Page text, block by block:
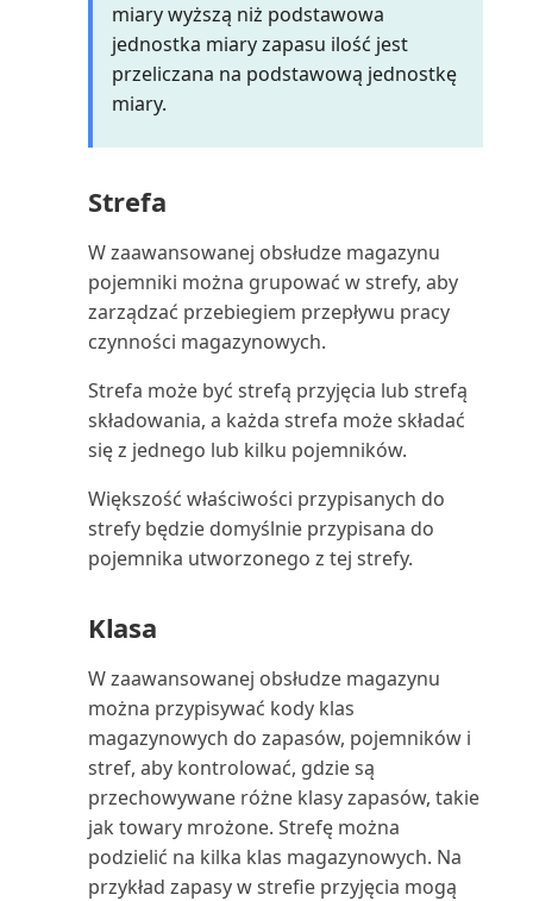
Sugerowane fakturowanie
projektu (raport)
Szansa sprzedaży: lista (raport)
(raport)
Szczegółowe zestawienie
obrotów i sald (raport)
Szczegóły transakcji zadania
Szczegóły typów kosztów
(raport)
Szczegóły zamówień zapasów
(raport)
(raport)
Szczegóły środków trwałych
(raport Excel)
Tablica dyspozytora (raport)
Termin ważności zapasu: ilość
(raport)
miary wyższą niż podstawowa
jednostka miary zapasu ilość jest
przeliczana na podstawową jednostkę
miary.
Strefa
W zaawansowanej obsłudze magazynu
pojemniki można grupować w strefy, aby
zarządzać przebiegiem przepływu pracy
czynności magazynowych.
Strefa może być strefą przyjęcia lub strefą
składowania, a każda strefa może składać
się z jednego lub kilku pojemników.
Większość właściwości przypisanych do
strefy będzie domyślnie przypisana do
pojemnika utworzonego z tej strefy.
Klasa
W zaawansowanej obsłudze magazynu
można przypisywać kody klas
magazynowych do zapasów, pojemników i
stref, aby kontrolować, gdzie są
przechowywane różne klasy zapasów, takie
jak towary mrożone. Strefę można
podzielić na kilka klas magazynowych. Na
przykład zapasy w strefie przyjęcia mogą